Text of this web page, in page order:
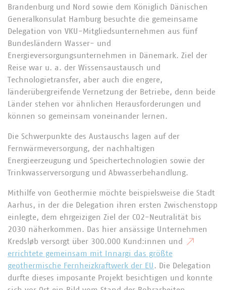
Brandenburg und Nord sowie dem Königlich Dänischen
Generalkonsulat Hamburg besuchte die gemeinsame
Delegation von VKU-Mitgliedsunternehmen aus fünf
Bundesländern Wasser- und
Energieversorgungsunternehmen in Dänemark. Ziel der
Reise war u. a. der Wissensaustausch und
Technologietransfer, aber auch die engere,
länderübergreifende Vernetzung der Betriebe, denn beide
Länder stehen vor ähnlichen Herausforderungen und
können so gemeinsam voneinander lernen.
Die Schwerpunkte des Austauschs lagen auf der
Fernwärmeversorgung, der nachhaltigen
Energieerzeugung und Speichertechnologien sowie der
Trinkwasserversorgung und Abwasserbehandlung.
Mithilfe von Geothermie möchte beispielsweise die Stadt
Aarhus, in der die Delegation ihren ersten Zwischenstopp
einlegte, dem ehrgeizigen Ziel der CO2-Neutralität bis
2030 näherkommen. Das hier ansässige Unternehmen
Kredsløb versorgt über 300.000 Kund:innen und
errichtete gemeinsam mit Innargi das größte
geothermische Fernheizkraftwerk der EU . Die Delegation
durfte dieses imposante Projekt besichtigen und konnte